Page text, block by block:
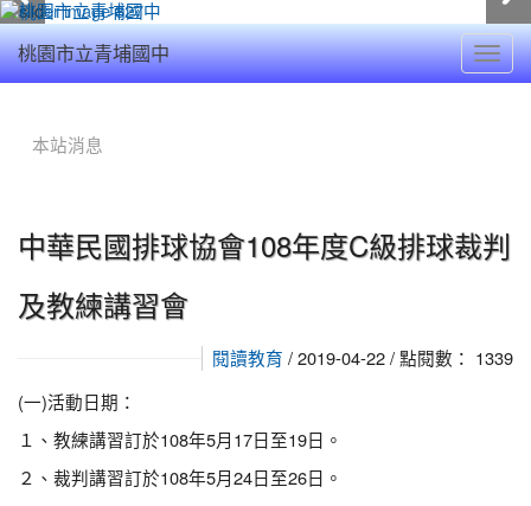
桃園市立青埔國中
本站消息
中華民國排球協會108年度C級排球裁判
及教練講習會
閱讀教育 / 2019-04-22 / 點閱數： 1339
(一)活動日期：
１、教練講習訂於108年5月17日至19日。
２、裁判講習訂於108年5月24日至26日。